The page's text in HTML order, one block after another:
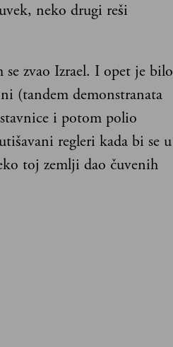
neko drugi reši
zvao Izrael. I opet je bilo
(tandem demonstranata
i potom polio
regleri kada bi se u
toj zemlji dao čuvenih